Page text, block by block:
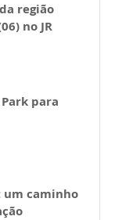
região
no JR
para
um caminho